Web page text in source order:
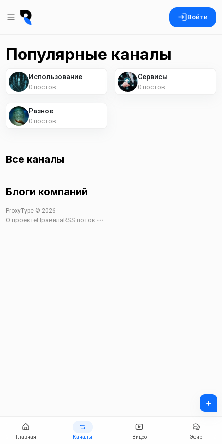
Войти
Популярные каналы
Использование
0 постов
Сервисы
0 постов
Разное
0 постов
Все каналы
Блоги компаний
О проектеПравилаRSS поток
ProxyType © 2026
Главная Каналы Видео Эфир
+